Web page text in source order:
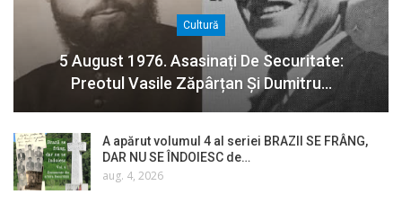
Cultură
5 August 1976. Asasinați De Securitate:
Preotul Vasile Zăpârțan Și Dumitru…
A apărut volumul 4 al seriei BRAZII SE FRÂNG,
DAR NU SE ÎNDOIESC de…
aug. 4, 2026